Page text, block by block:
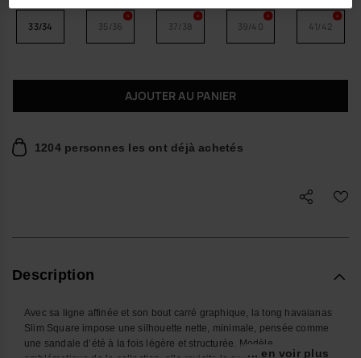
33/34 35/36 37/38 39/40 41/42
AJOUTER AU PANIER
1204 personnes les ont déjà achetés
Description
Avec sa ligne affinée et son bout carré graphique, la tong havaianas
Slim Square impose une silhouette nette, minimale, pensée comme
une sandale d’été à la fois légère et structurée. Modèle
... en voir plus